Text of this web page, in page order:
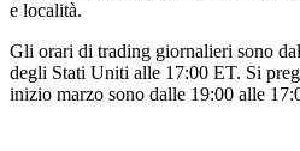
e località.
Gli orari di trading giornalieri sono
degli Stati Uniti alle 17:00 ET. Si
inizio marzo sono dalle 19:00 alle